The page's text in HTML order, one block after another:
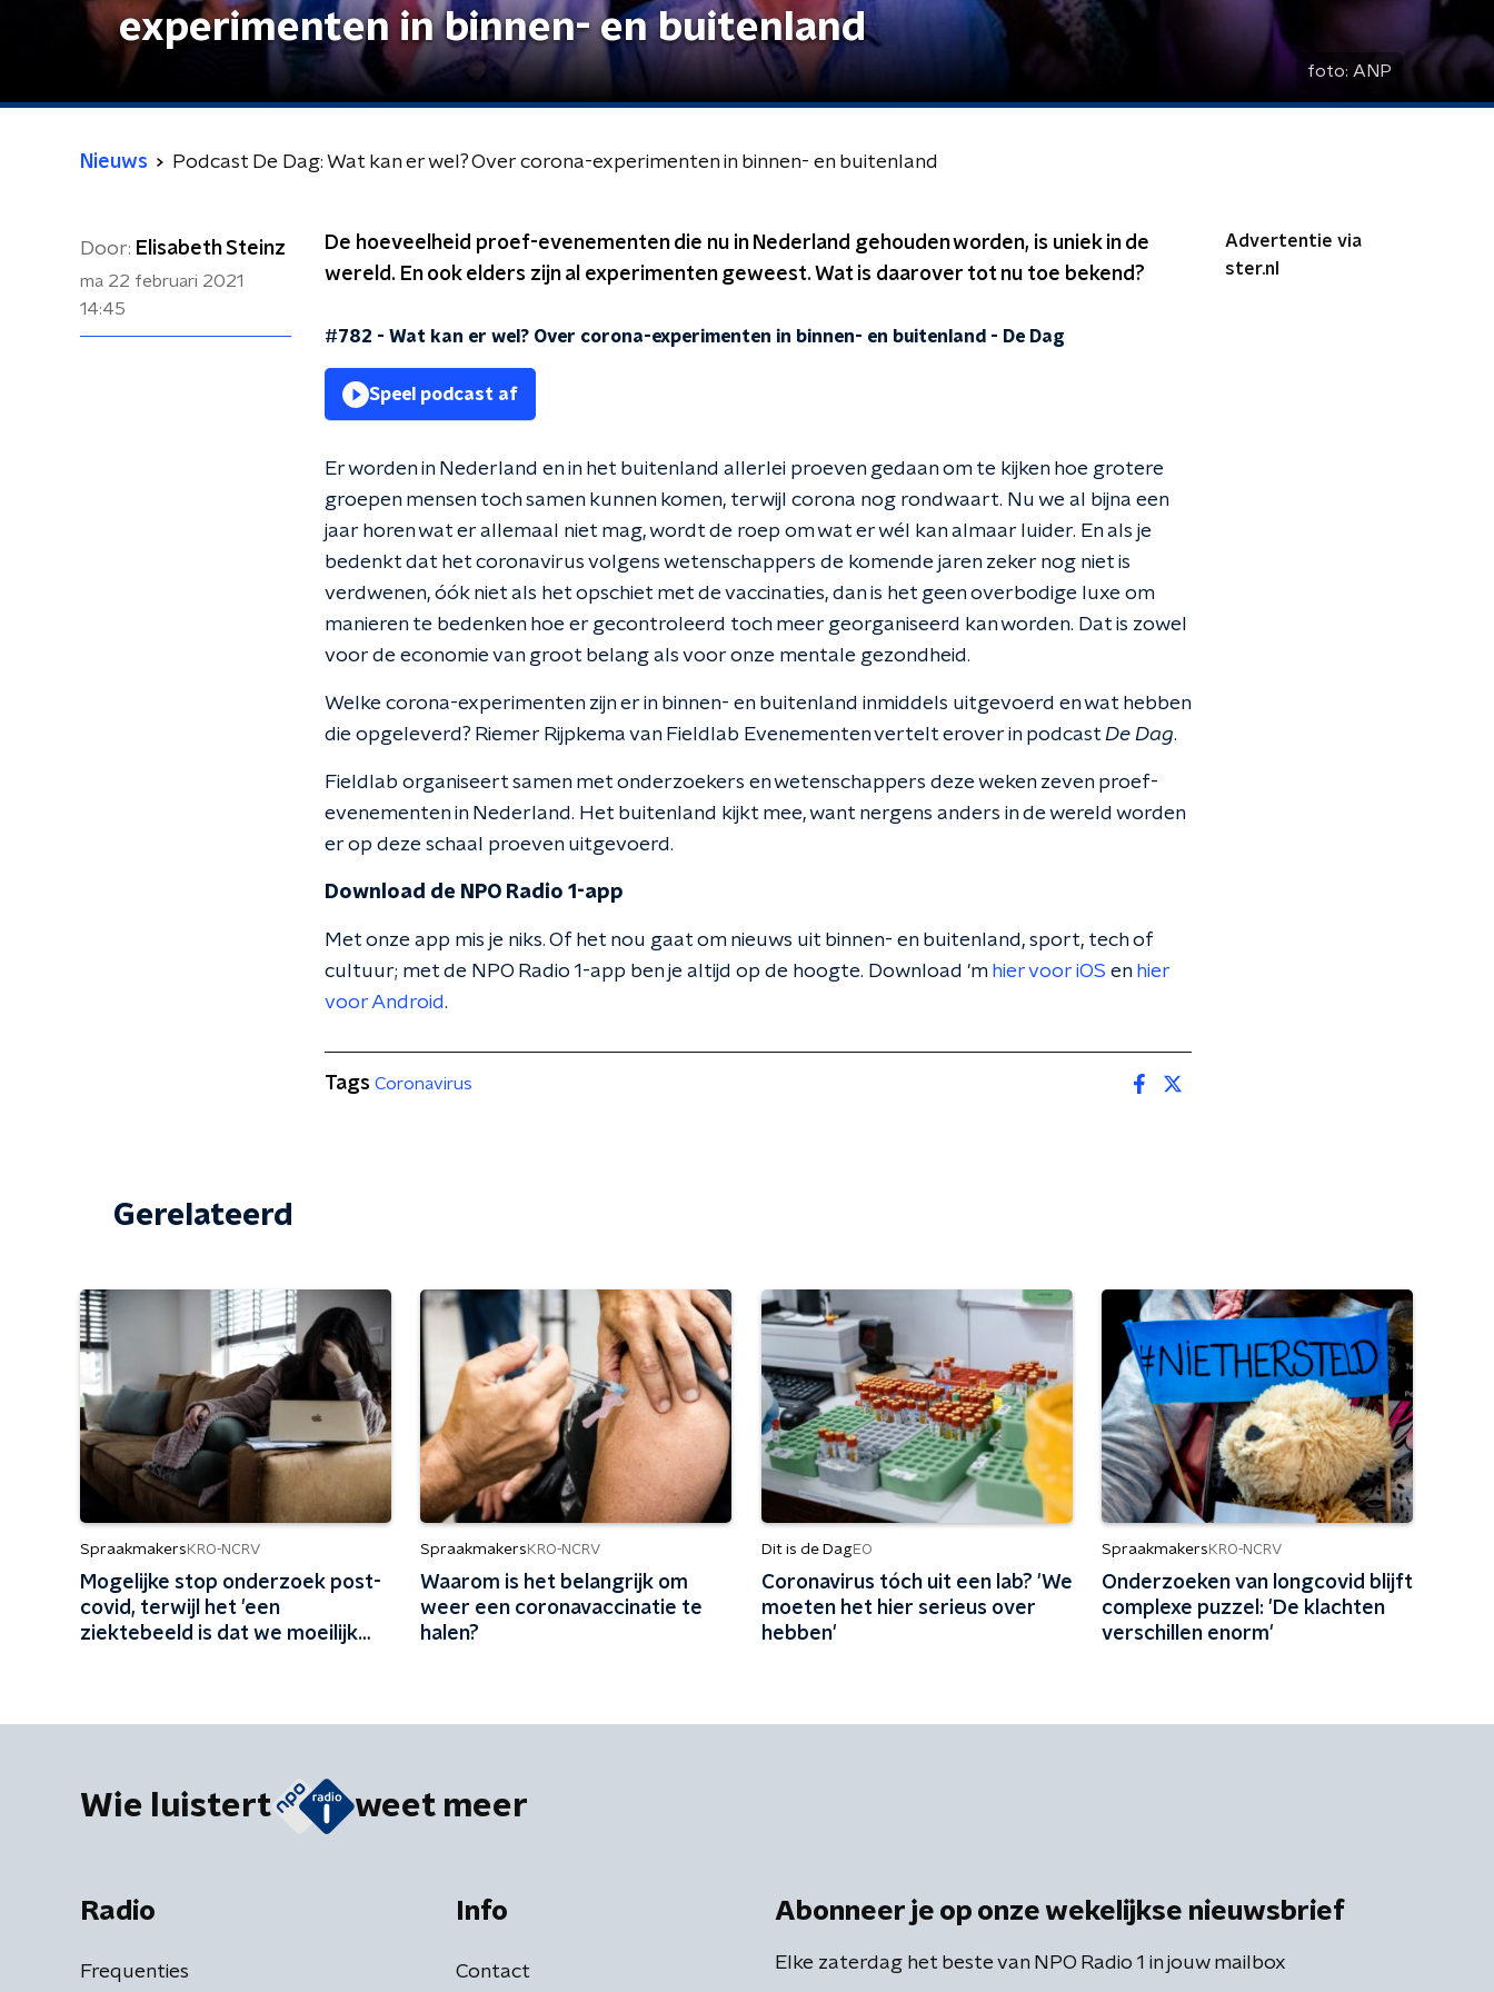
experimenten in binnen- en buitenland
foto: ANP
Nieuws Podcast De Dag: Wat kan er wel? Over corona-experimenten in binnen- en buitenland
Door: Elisabeth Steinz
ma 22 februari 2021
14:45
De hoeveelheid proef-evenementen die nu in Nederland gehouden worden, is uniek in de
wereld. En ook elders zijn al experimenten geweest. Wat is daarover tot nu toe bekend?
#782 - Wat kan er wel? Over corona-experimenten in binnen- en buitenland - De Dag
Speel podcast af
Er worden in Nederland en in het buitenland allerlei proeven gedaan om te kijken hoe grotere
groepen mensen toch samen kunnen komen, terwijl corona nog rondwaart. Nu we al bijna een
jaar horen wat er allemaal niet mag, wordt de roep om wat er wél kan almaar luider. En als je
bedenkt dat het coronavirus volgens wetenschappers de komende jaren zeker nog niet is
verdwenen, óók niet als het opschiet met de vaccinaties, dan is het geen overbodige luxe om
manieren te bedenken hoe er gecontroleerd toch meer georganiseerd kan worden. Dat is zowel
voor de economie van groot belang als voor onze mentale gezondheid.
Welke corona-experimenten zijn er in binnen- en buitenland inmiddels uitgevoerd en wat hebben
die opgeleverd? Riemer Rijpkema van Fieldlab Evenementen vertelt erover in podcast De Dag.
Fieldlab organiseert samen met onderzoekers en wetenschappers deze weken zeven proef-
evenementen in Nederland. Het buitenland kijkt mee, want nergens anders in de wereld worden
er op deze schaal proeven uitgevoerd.
Download de NPO Radio 1-app
Met onze app mis je niks. Of het nou gaat om nieuws uit binnen- en buitenland, sport, tech of
cultuur; met de NPO Radio 1-app ben je altijd op de hoogte. Download 'm hier voor iOS en hier
voor Android.
Advertentie via
ster.nl
Tags Coronavirus
Gerelateerd
Spraakmakers KRO-NCRV
Mogelijke stop onderzoek post-
covid, terwijl het 'een
ziektebeeld is dat we moeilijk
Spraakmakers KRO-NCRV
Waarom is het belangrijk om
weer een coronavaccinatie te
halen?
Dit is de DagEO
Coronavirus tóch uit een lab? 'We
moeten het hier serieus over
hebben'
Spraakmakers KRO-NCRV
Onderzoeken van longcovid blijft
complexe puzzel: 'De klachten
verschillen enorm'
Wie luistert weet meer
Radio
Frequenties
Info
Contact
Abonneer je op onze wekelijkse nieuwsbrief
Elke zaterdag het beste van NPO Radio 1 in jouw mailbox